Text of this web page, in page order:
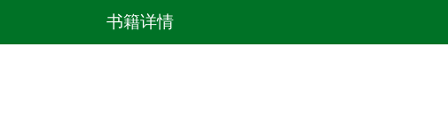
书籍详情